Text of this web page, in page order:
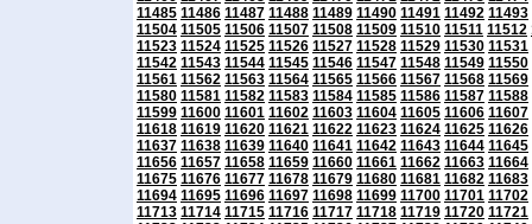
11485 11486 11487 11488 11489 11490 11491 11492 11493
11504 11505 11506 11507 11508 11509 11510 11511 11512
11523 11524 11525 11526 11527 11528 11529 11530 11531
11542 11543 11544 11545 11546 11547 11548 11549 11550
11561 11562 11563 11564 11565 11566 11567 11568 11569
11580 11581 11582 11583 11584 11585 11586 11587 11588
11599 11600 11601 11602 11603 11604 11605 11606 11607
11618 11619 11620 11621 11622 11623 11624 11625 11626
11637 11638 11639 11640 11641 11642 11643 11644 11645
11656 11657 11658 11659 11660 11661 11662 11663 11664
11675 11676 11677 11678 11679 11680 11681 11682 11683
11694 11695 11696 11697 11698 11699 11700 11701 11702
11713 11714 11715 11716 11717 11718 11719 11720 11721